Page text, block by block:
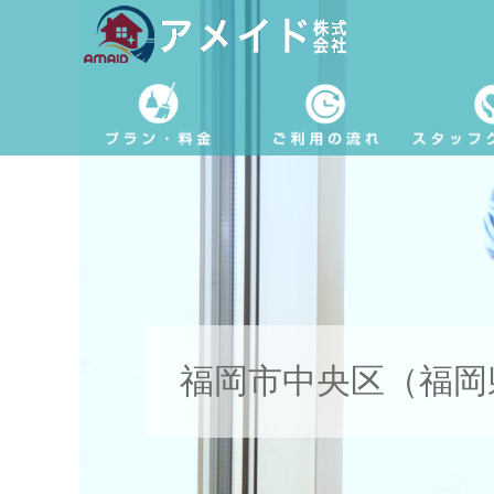
福岡市中央区（福